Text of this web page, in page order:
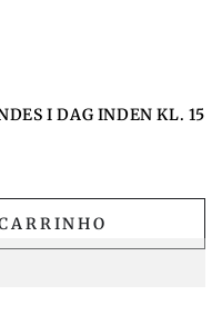
I DAG INDEN KL. 15